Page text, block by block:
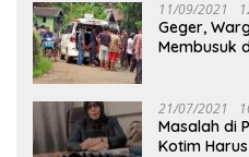
11/09/2021
Geger,
Membusuk
21/07/2021
Masalah di
Kotim